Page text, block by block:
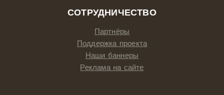
СОТРУДНИЧЕСТВО
Партнёры
Поддержка проекта
Наши баннеры
Реклама на сайте